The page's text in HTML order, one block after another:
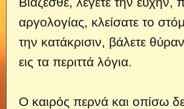
αργολογίας, κλείσατε το
την κατάκρισιν, βάλετε
εις τα περιττά λόγια.
Ο καιρός περνά και οπίσω